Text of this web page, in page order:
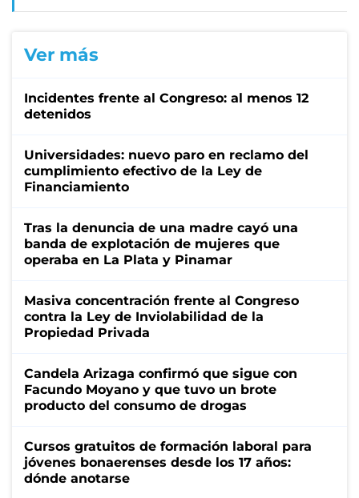
Ver más
Incidentes frente al Congreso: al menos 12
detenidos
Universidades: nuevo paro en reclamo del
cumplimiento efectivo de la Ley de
Financiamiento
Tras la denuncia de una madre cayó una
banda de explotación de mujeres que
operaba en La Plata y Pinamar
Masiva concentración frente al Congreso
contra la Ley de Inviolabilidad de la
Propiedad Privada
Candela Arizaga confirmó que sigue con
Facundo Moyano y que tuvo un brote
producto del consumo de drogas
Cursos gratuitos de formación laboral para
jóvenes bonaerenses desde los 17 años:
dónde anotarse